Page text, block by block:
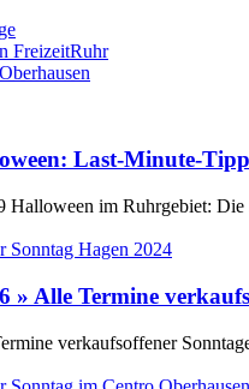
FreizeitRuhr
Last-Minute-
Halloween im Ruhrgebiet:
» Alle Termine
verkaufsoffener